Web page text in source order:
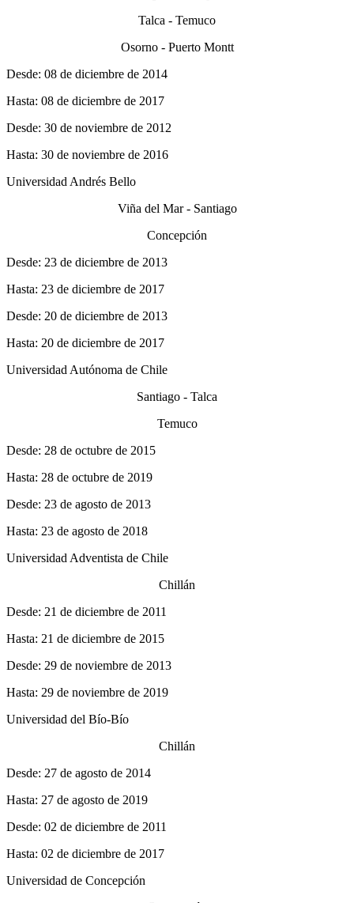
Talca - Temuco
Osorno - Puerto Montt
Desde: 08 de diciembre de 2014
Hasta: 08 de diciembre de 2017
Desde: 30 de noviembre de 2012
Hasta: 30 de noviembre de 2016
Universidad Andrés Bello
Viña del Mar - Santiago
Concepción
Desde: 23 de diciembre de 2013
Hasta: 23 de diciembre de 2017
Desde: 20 de diciembre de 2013
Hasta: 20 de diciembre de 2017
Universidad Autónoma de Chile
Santiago - Talca
Temuco
Desde: 28 de octubre de 2015
Hasta: 28 de octubre de 2019
Desde: 23 de agosto de 2013
Hasta: 23 de agosto de 2018
Universidad Adventista de Chile
Chillán
Desde: 21 de diciembre de 2011
Hasta: 21 de diciembre de 2015
Desde: 29 de noviembre de 2013
Hasta: 29 de noviembre de 2019
Universidad del Bío-Bío
Chillán
Desde: 27 de agosto de 2014
Hasta: 27 de agosto de 2019
Desde: 02 de diciembre de 2011
Hasta: 02 de diciembre de 2017
Universidad de Concepción